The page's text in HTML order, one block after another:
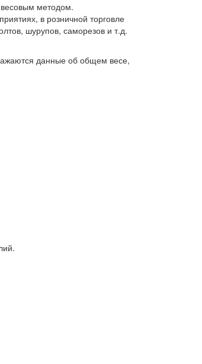
весовым методом.
в розничной торговле
шурупов, саморезов и т.д.
данные об общем весе,